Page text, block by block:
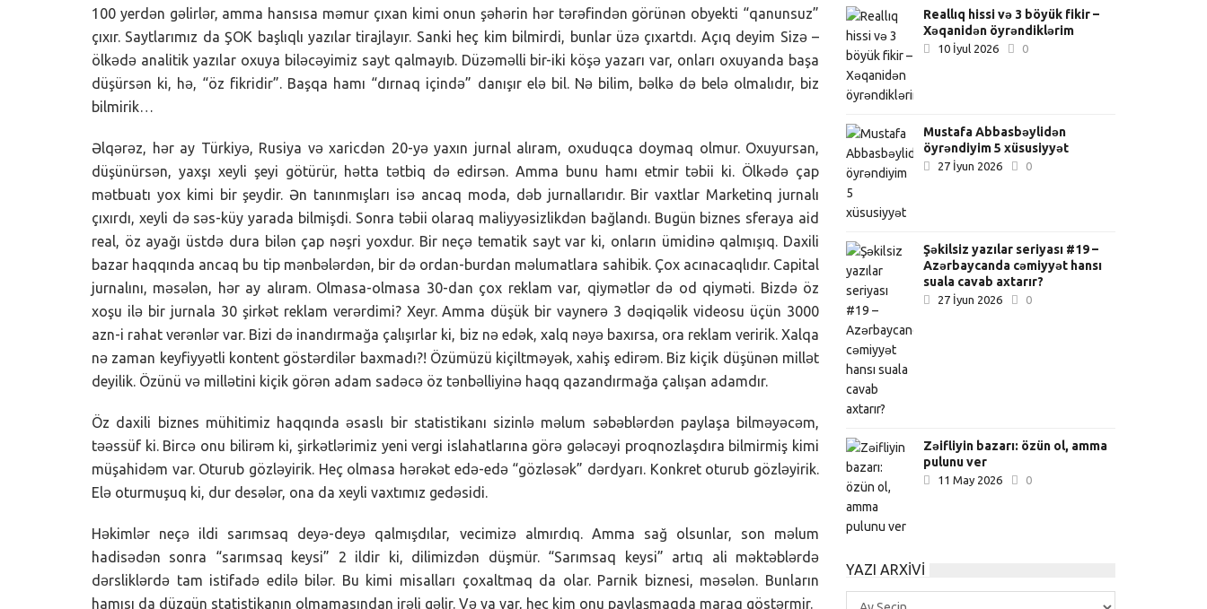
100 yerdən gəlirlər, amma hansısa məmur çıxan kimi onun şəhərin hər tərəfindən görünən obyekti “qanunsuz”
çıxır. Saytlarımız da ŞOK başlıqlı yazılar tirajlayır. Sanki heç kim bilmirdi, bunlar üzə çıxartdı. Açıq deyim Sizə –
ölkədə analitik yazılar oxuya biləcəyimiz sayt qalmayıb. Düzəməlli bir-iki köşə yazarı var, onları oxuyanda başa
düşürsən ki, hə, “öz fikridir”. Başqa hamı “dırnaq içində” danışır elə bil. Nə bilim, bəlkə də belə olmalıdır, biz
bilmirik…
Əlqərəz, hər ay Türkiyə, Rusiya və xaricdən 20-yə yaxın jurnal alıram, oxuduqca doymaq olmur. Oxuyursan,
düşünürsən, yaxşı xeyli şeyi götürür, hətta tətbiq də edirsən. Amma bunu hamı etmir təbii ki. Ölkədə çap
mətbuatı yox kimi bir şeydir. Ən tanınmışları isə ancaq moda, dəb jurnallarıdır. Bir vaxtlar Marketinq jurnalı
çıxırdı, xeyli də səs-küy yarada bilmişdi. Sonra təbii olaraq maliyyəsizlikdən bağlandı. Bugün biznes sferaya aid
real, öz ayağı üstdə dura bilən çap nəşri yoxdur. Bir neçə tematik sayt var ki, onların ümidinə qalmışıq. Daxili
bazar haqqında ancaq bu tip mənbələrdən, bir də ordan-burdan məlumatlara sahibik. Çox acınacaqlıdır. Capital
jurnalını, məsələn, hər ay alıram. Olmasa-olmasa 30-dan çox reklam var, qiymətlər də od qiyməti. Bizdə öz
xoşu ilə bir jurnala 30 şirkət reklam verərdimi? Xeyr. Amma düşük bir vaynerə 3 dəqiqəlik videosu üçün 3000
azn-i rahat verənlər var. Bizi də inandırmağa çalışırlar ki, biz nə edək, xalq nəyə baxırsa, ora reklam veririk. Xalqa
nə zaman keyfiyyətli kontent göstərdilər baxmadı?! Özümüzü kiçiltməyək, xahiş edirəm. Biz kiçik düşünən millət
deyilik. Özünü və millətini kiçik görən adam sadəcə öz tənbəlliyinə haqq qazandırmağa çalışan adamdır.
Öz daxili biznes mühitimiz haqqında əsaslı bir statistikanı sizinlə məlum səbəblərdən paylaşa bilməyəcəm,
təəssüf ki. Bircə onu bilirəm ki, şirkətlərimiz yeni vergi islahatlarına görə gələcəyi proqnozlaşdıra bilmirmiş kimi
müşahidəm var. Oturub gözləyirik. Heç olmasa hərəkət edə-edə “gözləsək” dərdyarı. Konkret oturub gözləyirik.
Elə oturmuşuq ki, dur desələr, ona da xeyli vaxtımız gedəsidi.
Həkimlər neçə ildi sarımsaq deyə-deyə qalmışdılar, vecimizə almırdıq. Amma sağ olsunlar, son məlum
hadisədən sonra “sarımsaq keysi” 2 ildir ki, dilimizdən düşmür. “Sarımsaq keysi” artıq ali məktəblərdə
dərsliklərdə tam istifadə edilə bilər. Bu kimi misalları çoxaltmaq da olar. Parnik biznesi, məsələn. Bunların
hamısı da düzgün statistikanın olmamasından irəli gəlir. Və ya var, heç kim onu paylaşmaqda maraq göstərmir.
Reallıq hissi və 3 böyük fikir –
Xəqanidən öyrəndiklərim
10 İyul 2026 0
Mustafa Abbasbəylidən
öyrəndiyim 5 xüsusiyyət
27 İyun 2026 0
Şəkilsiz yazılar seriyası #19 –
Azərbaycanda cəmiyyət hansı
suala cavab axtarır?
27 İyun 2026 0
Zəifliyin bazarı: özün ol, amma
pulunu ver
11 May 2026 0
YAZI ARXIVI
Yazı